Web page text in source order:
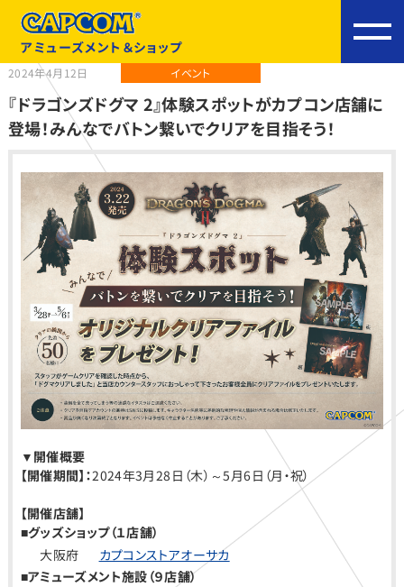
アミューズメント＆ショップ
2024年4月12日 イベント
『ドラゴンズドグマ 2』体験スポットがカプコン店舗に
登場！みんなでバトン繋いでクリアを目指そう！
▼開催概要
【開催期間】：2024年3月28日（木）～5月6日（月・祝）
【開催店舗】
■グッズショップ（１店舗）
大阪府
カプコンストアオーサカ
■アミューズメント施設（９店舗）